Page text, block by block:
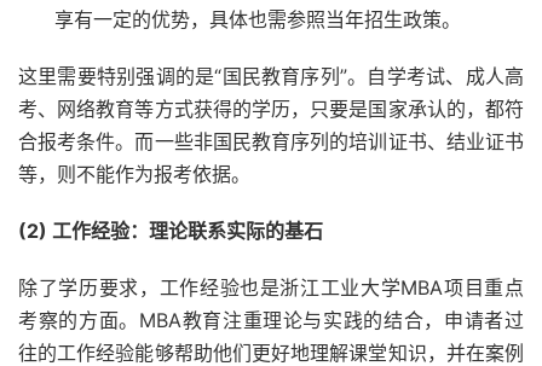
享有一定的优势，具体也需参照当年招生政策。
这里需要特别强调的是“国民教育序列”。自学考试、成人高
考、网络教育等方式获得的学历，只要是国家承认的，都符
合报考条件。而一些非国民教育序列的培训证书、结业证书
等，则不能作为报考依据。
(2) 工作经验：理论联系实际的基石
除了学历要求，工作经验也是浙江工业大学MBA项目重点
考察的方面。MBA教育注重理论与实践的结合，申请者过
往的工作经验能够帮助他们更好地理解课堂知识，并在案例